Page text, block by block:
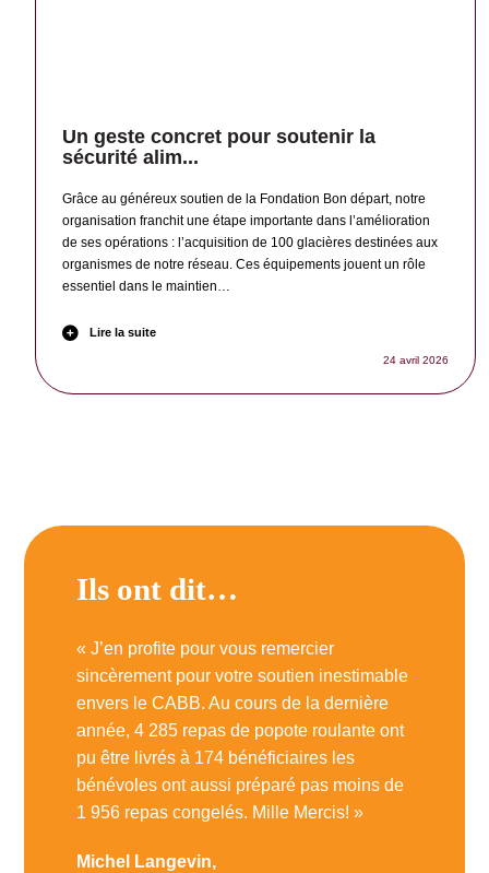
Un geste concret pour soutenir la
sécurité alim...
Grâce au généreux soutien de la Fondation Bon départ, notre
organisation franchit une étape importante dans l’amélioration
de ses opérations : l’acquisition de 100 glacières destinées aux
organismes de notre réseau. Ces équipements jouent un rôle
essentiel dans le maintien…
Lire la suite
24 avril 2026
Ils ont dit…
« J’en profite pour vous remercier
sincèrement pour votre soutien inestimable
envers le CABB. Au cours de la dernière
année, 4 285 repas de popote roulante ont
pu être livrés à 174 bénéficiaires les
bénévoles ont aussi préparé pas moins de
1 956 repas congelés. Mille Mercis! »
Michel Langevin,